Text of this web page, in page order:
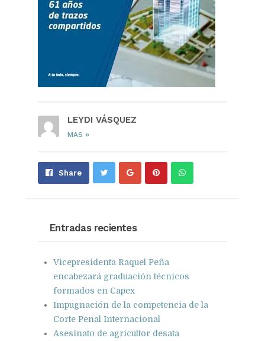
LEYDI VÁSQUEZ
MAS »
Share Share Pin Send
Entradas recientes
Vicepresidenta Raquel Peña
encabezará graduación técnicos
formados en Capex
Impugnación de la competencia de la
Corte Penal Internacional
Asesinato de agricultor desata